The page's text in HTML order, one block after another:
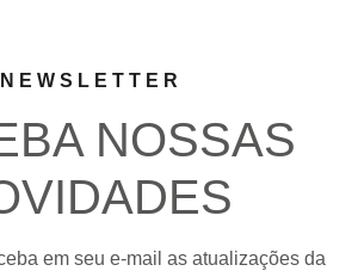
NEWSLETTER
NOSSAS
em seu e-mail as atualizações da